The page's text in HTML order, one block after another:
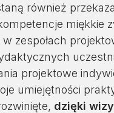
również
miękkie
zespołach
projektowe
umiejętności
dzięki